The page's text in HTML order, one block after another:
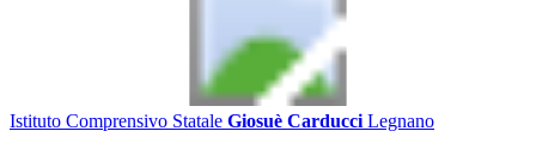
Istituto Comprensivo Statale Giosuè Carducci Legnano